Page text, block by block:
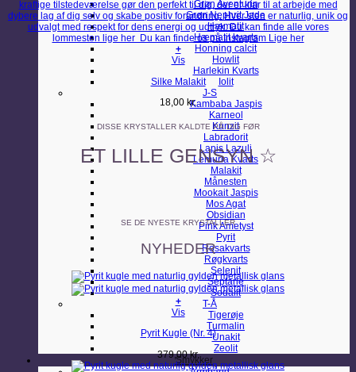
Grøn Aventurin
Grøn Nephrit Jade
Hæmatit
Hæmatit kvarts
Honning calcit
Howlit
Harlekin Kvarts
Iolit
J-S
Kambaba Jaspis
Karneol
Kunzit
Labradorit
Lapis Lazuli
Lemuria Kvarts
Malakit
Månesten
Mookait Jaspis
Mos Agat
Obsidian
Pink Ametyst
Pyrit
Rosakvarts
Røgkvarts
Selenit
Septarie
Sodalit
T-Å
Tigerøje
Turmalin
Unakit
Zeolit
Smykker
+
Dette
har
varianter.
Mulighederne
kan
på
varesiden
Vis
Silke Malakit
18,00 kr.
DISSE KRYSTALLER KALDTE PÅ DIG FØR
ET LILLE GENSYN ☆
SE DE NYESTE KRYSTALLER
NYHEDER
+
Vis
Pyrit Kugle (Nr. 4)
379,00kr.